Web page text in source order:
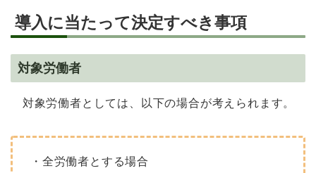
導入に当たって決定すべき事項
対象労働者
対象労働者としては、以下の場合が考えられます。
・全労働者とする場合